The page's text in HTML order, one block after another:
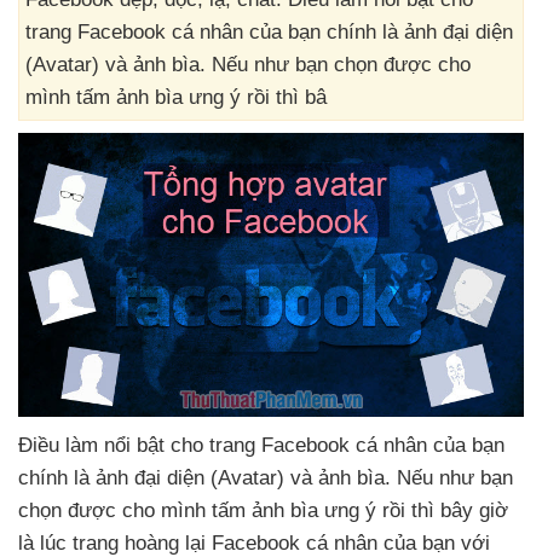
trang Facebook cá nhân của bạn chính là ảnh đại diện
(Avatar) và ảnh bìa. Nếu như bạn chọn được cho
mình tấm ảnh bìa ưng ý rồi thì bâ
Điều làm nổi bật cho trang Facebook cá nhân của bạn
chính là ảnh đại diện (Avatar) và ảnh bìa. Nếu như bạn
chọn được cho mình tấm ảnh bìa ưng ý rồi thì bây giờ
là lúc trang hoàng lại Facebook cá nhân của bạn với